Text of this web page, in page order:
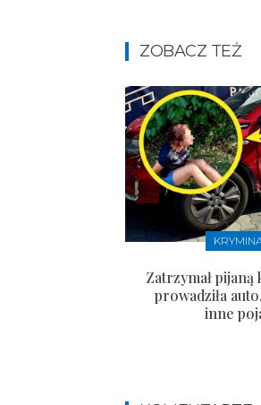
ZOBACZ TEŻ
Zatrzymał
prowadziła
inne